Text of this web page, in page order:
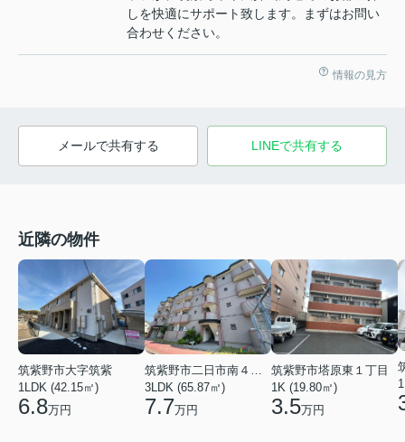
しを快適にサポート致します。まずはお問い
合わせください。
情報の見方
メールで共有する LINEで共有する
近隣の物件
筑紫野市大字筑紫
1LDK (42.15㎡)
6.8万円
筑紫野市二日市南４丁目
3LDK (65.87㎡)
7.7万円
筑紫野市塔原東１丁目
1K (19.80㎡)
3.5万円